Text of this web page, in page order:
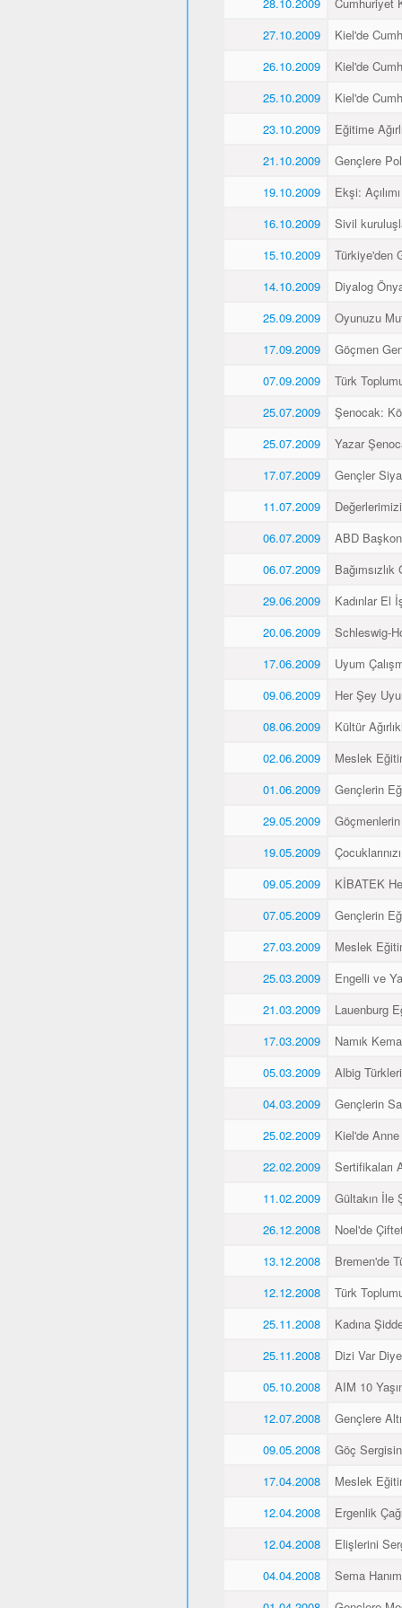
27.10.2009
Kiel'de
26.10.2009
Kiel'de
25.10.2009
Kiel'de
23.10.2009
Eğitime
21.10.2009
Gençlere
19.10.2009
Ekşi:
16.10.2009
Sivil
15.10.2009
Türkiye'den
14.10.2009
Diyalog
25.09.2009
Oyunuzu
17.09.2009
Göçmen
07.09.2009
Türk
25.07.2009
Şenocak:
25.07.2009
Yazar
17.07.2009
Gençler
11.07.2009
06.07.2009
ABD
06.07.2009
29.06.2009
Kadınlar El
20.06.2009
Schleswig-
17.06.2009
Uyum
09.06.2009
Her Şey
08.06.2009
Kültür
02.06.2009
Meslek
01.06.2009
Gençlerin
29.05.2009
Göçmenlerin
19.05.2009
09.05.2009
KİBATEK
07.05.2009
Gençlerin
27.03.2009
Meslek
25.03.2009
Engelli ve
21.03.2009
Lauenburg
17.03.2009
Namık
05.03.2009
Albig
04.03.2009
Gençlerin
25.02.2009
Kiel'de
22.02.2009
Sertifikaları
11.02.2009
Gültakın İle
26.12.2008
Noel'de
13.12.2008
Bremen'de
12.12.2008
Türk
25.11.2008
Kadına
25.11.2008
Dizi Var
05.10.2008
AIM 10
12.07.2008
Gençlere
09.05.2008
Göç
17.04.2008
Meslek
12.04.2008
Ergenlik
12.04.2008
Elişlerini
04.04.2008
Sema